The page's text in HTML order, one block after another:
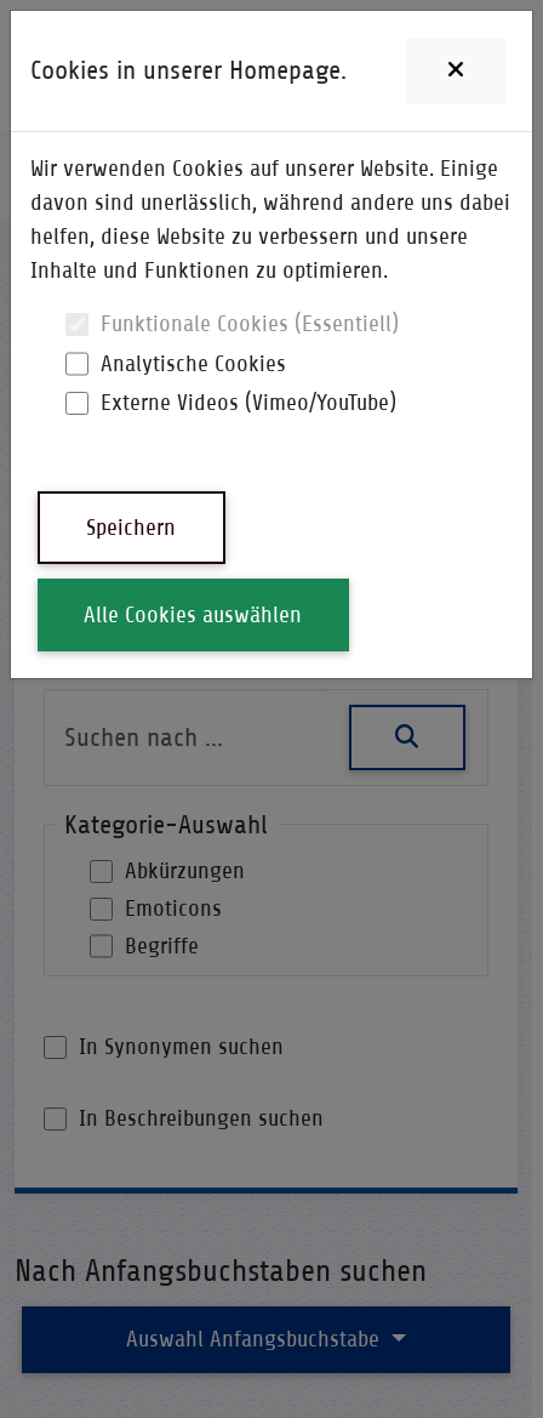
Home i-Qpedia Detail zum Begriff
GBOP
Global Bill of Process
i-Qpedia
Nach einer Abkürzung suchen
Kategorie-Auswahl
Abkürzungen
Emoticons
Begriffe
In Synonymen suchen
In Beschreibungen suchen
Nach Anfangsbuchstaben suchen
Auswahl Anfangsbuchstabe
Cookies in unserer Homepage.
Wir verwenden Cookies auf unserer Website. Einige
davon sind unerlässlich, während andere uns dabei
helfen, diese Website zu verbessern und unsere
Inhalte und Funktionen zu optimieren.
Funktionale Cookies (Essentiell)
Analytische Cookies
Externe Videos (Vimeo/YouTube)
Speichern
Alle Cookies auswählen